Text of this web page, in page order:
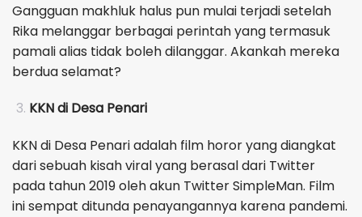
Gangguan makhluk halus pun mulai terjadi setelah
Rika melanggar berbagai perintah yang termasuk
pamali alias tidak boleh dilanggar. Akankah mereka
berdua selamat?
KKN di Desa Penari
KKN di Desa Penari adalah film horor yang diangkat
dari sebuah kisah viral yang berasal dari Twitter
pada tahun 2019 oleh akun Twitter SimpleMan. Film
ini sempat ditunda penayangannya karena pandemi.